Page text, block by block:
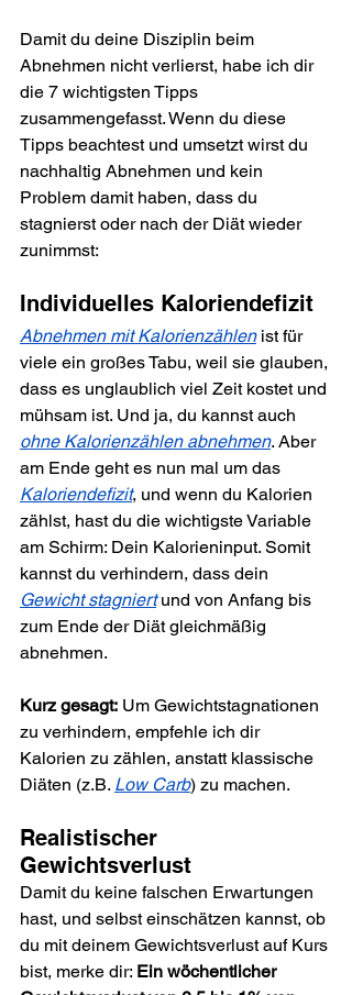
Damit du deine Disziplin beim
Abnehmen nicht verlierst, habe ich dir
die 7 wichtigsten Tipps
zusammengefasst. Wenn du diese
Tipps beachtest und umsetzt wirst du
nachhaltig Abnehmen und kein
Problem damit haben, dass du
stagnierst oder nach der Diät wieder
zunimmst:
Individuelles Kaloriendefizit
Abnehmen mit Kalorienzählen ist für
viele ein großes Tabu, weil sie glauben,
dass es unglaublich viel Zeit kostet und
mühsam ist. Und ja, du kannst auch
ohne Kalorienzählen abnehmen. Aber
am Ende geht es nun mal um das
Kaloriendefizit, und wenn du Kalorien
zählst, hast du die wichtigste Variable
am Schirm: Dein Kalorieninput. Somit
kannst du verhindern, dass dein
Gewicht stagniert und von Anfang bis
zum Ende der Diät gleichmäßig
abnehmen.
Kurz gesagt: Um Gewichtstagnationen
zu verhindern, empfehle ich dir
Kalorien zu zählen, anstatt klassische
Diäten (z.B. Low Carb) zu machen.
Realistischer
Gewichtsverlust
Damit du keine falschen Erwartungen
hast, und selbst einschätzen kannst, ob
du mit deinem Gewichtsverlust auf Kurs
bist, merke dir: Ein wöchentlicher